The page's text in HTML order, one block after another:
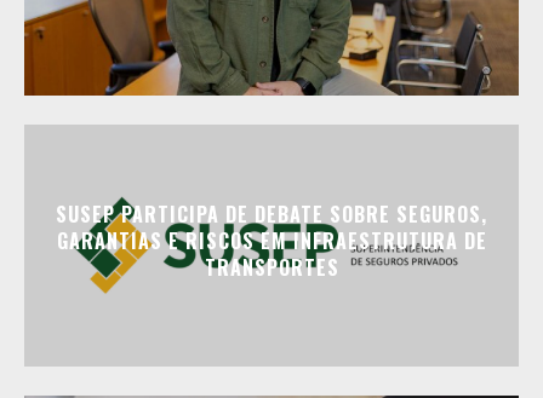
SUSEP PARTICIPA DE DEBATE SOBRE SEGUROS,
GARANTIAS E RISCOS EM INFRAESTRUTURA DE
TRANSPORTES